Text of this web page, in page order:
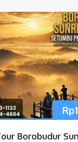
Rp
Borobudur